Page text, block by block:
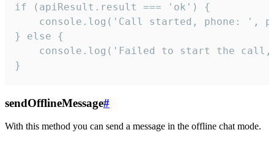
if (apiResult.result === 'ok') {
console.log('Call started, phone: ',
} else {
console.log('Failed to start the
}
sendOfflineMessage#
With this method you can send a message in the offline chat mode.